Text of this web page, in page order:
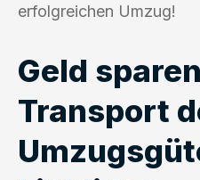
erfolgreichen Umzug!
Geld
Transport